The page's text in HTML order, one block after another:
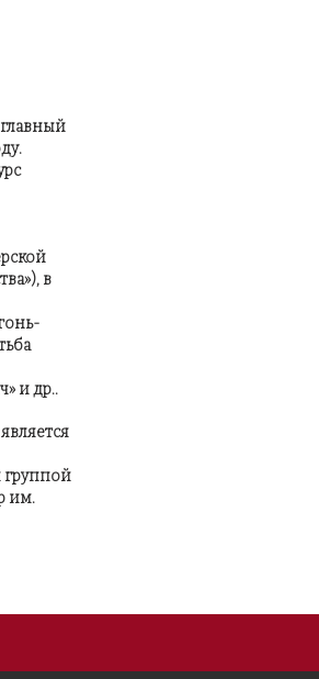
в
и др..
группой
им.